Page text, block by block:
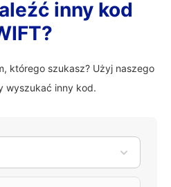
inny kod
którego szukasz? Użyj naszego
wyszukać inny kod.